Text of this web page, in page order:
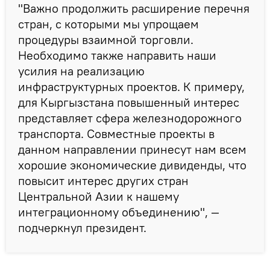
"Важно продолжить расширение перечня
стран, с которыми мы упрощаем
процедуры взаимной торговли.
Необходимо также направить наши
усилия на реализацию
инфраструктурных проектов. К примеру,
для Кыргызстана повышенный интерес
представляет сфера железнодорожного
транспорта. Совместные проекты в
данном направлении принесут нам всем
хорошие экономические дивиденды, что
повысит интерес других стран
Центральной Азии к нашему
интеграционному объединению", —
подчеркнул президент.